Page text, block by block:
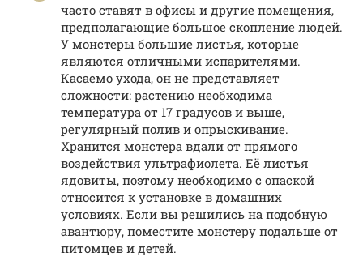
часто ставят в офисы и другие помещения,
предполагающие большое скопление людей.
У монстеры большие листья, которые
являются отличными испарителями.
Касаемо ухода, он не представляет
сложности: растению необходима
температура от 17 градусов и выше,
регулярный полив и опрыскивание.
Хранится монстера вдали от прямого
воздействия ультрафиолета. Её листья
ядовиты, поэтому необходимо с опаской
относится к установке в домашних
условиях. Если вы решились на подобную
авантюру, поместите монстеру подальше от
питомцев и детей.